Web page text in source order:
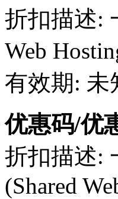
折扣描述:
Web
有效期: 未
优惠码/优
折扣描述:
(Shared